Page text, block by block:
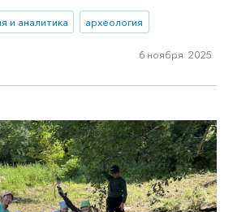
и аналитика археология
6 ноября 2025